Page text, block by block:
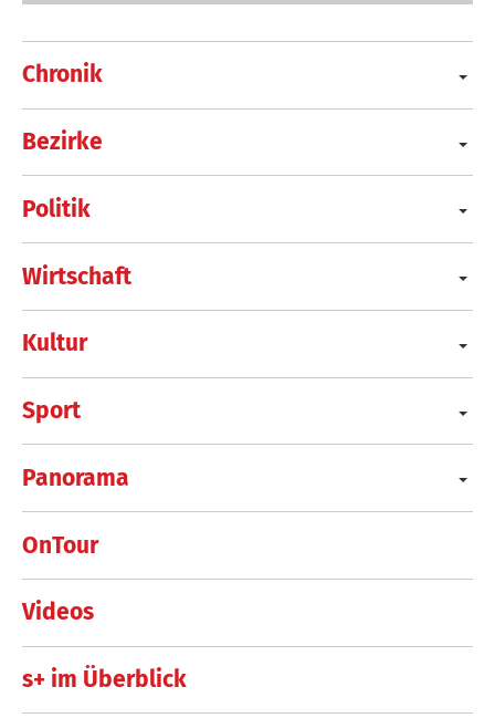
Chronik
Bezirke
Politik
Wirtschaft
Kultur
Sport
Panorama
OnTour
Videos
s+ im Überblick